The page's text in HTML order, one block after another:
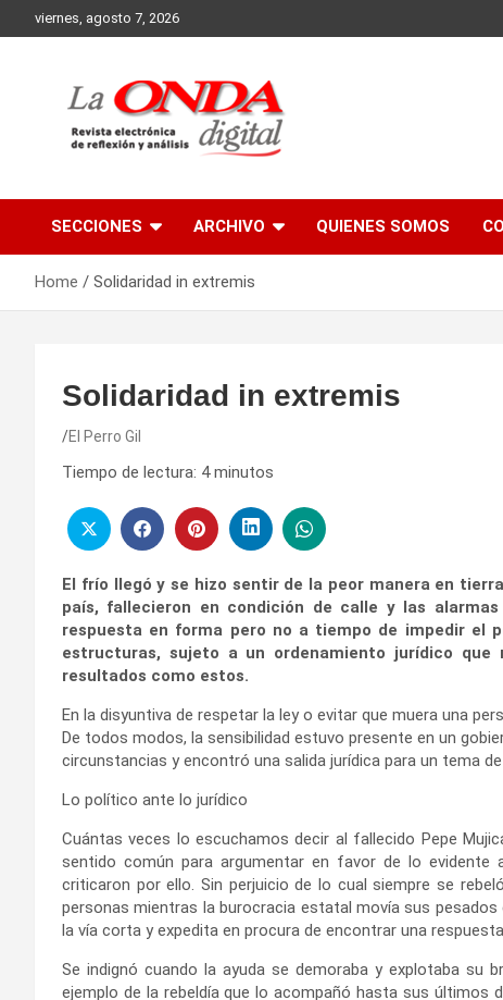
to
viernes, agosto 7, 2026
SECCIONES ARCHIVO QUIENES SOMOS
Home Solidaridad in extremis
Solidaridad in extremis
El Perro Gil
Tiempo de lectura: 4 minutos
El frío llegó y se hizo sentir de la peor manera en
país, fallecieron en condición de calle y las
respuesta en forma pero no a tiempo de impedir el
estructuras, sujeto a un ordenamiento jurídico
resultados como estos.
En la disyuntiva de respetar la ley o evitar que muera una
De todos modos, la sensibilidad estuvo presente en un
circunstancias y encontró una salida jurídica para un tema de
Lo político ante lo jurídico
Cuántas veces lo escuchamos decir al fallecido Pepe
sentido común para argumentar en favor de lo
criticaron por ello. Sin perjuicio de lo cual siempre se
personas mientras la burocracia estatal movía sus pesados
la vía corta y expedita en procura de encontrar una
Se indignó cuando la ayuda se demoraba y explotaba su
ejemplo de la rebeldía que lo acompañó hasta sus últimos